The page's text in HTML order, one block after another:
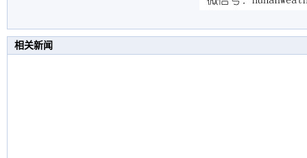
相关新闻